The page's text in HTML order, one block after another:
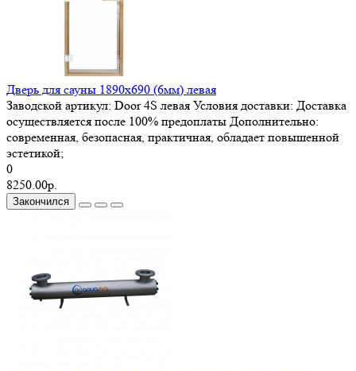
Дверь для сауны 1890х690 (6мм) левая
Заводской артикул: Door 4S левая Условия доставки: Доставка
осуществляется после 100% предоплаты Дополнительно:
современная, безопасная, практичная, обладает повышенной
эстетикой;
0
8250.00р.
Закончился